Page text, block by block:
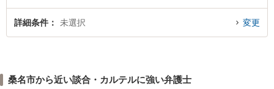
詳細条件 未選択 変更
桑名市から近い談合・カルテルに強い弁護士